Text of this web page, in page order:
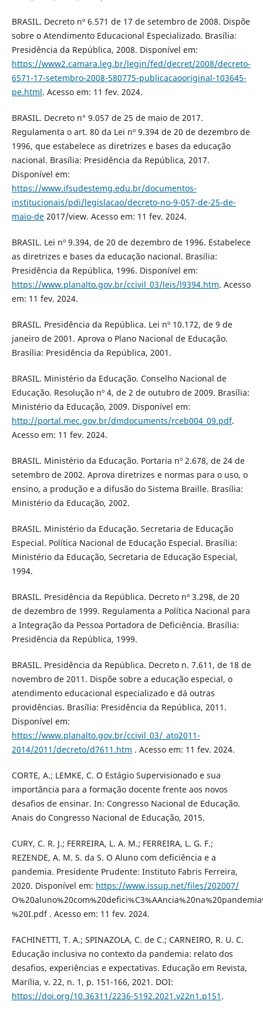
BRASIL. Decreto nº 6.571 de 17 de setembro de 2008. Dispõe
sobre o Atendimento Educacional Especializado. Brasília:
Presidência da República, 2008. Disponível em:
https://www2.camara.leg.br/legin/fed/decret/2008/decreto-
6571-17-setembro-2008-580775-publicacaooriginal-103645-
pe.html. Acesso em: 11 fev. 2024.
BRASIL. Decreto n° 9.057 de 25 de maio de 2017.
Regulamenta o art. 80 da Lei nº 9.394 de 20 de dezembro de
1996, que estabelece as diretrizes e bases da educação
nacional. Brasília: Presidência da República, 2017.
Disponível em:
https://www.ifsudestemg.edu.br/documentos-
institucionais/pdi/legislacao/decreto-no-9-057-de-25-de-
maio-de2017/view. Acesso em: 11 fev. 2024.
BRASIL. Lei nº 9.394, de 20 de dezembro de 1996. Estabelece
as diretrizes e bases da educação nacional. Brasília:
Presidência da República, 1996. Disponível em:
https://www.planalto.gov.br/ccivil_03/leis/l9394.htm. Acesso
em: 11 fev. 2024.
BRASIL. Presidência da República. Lei nº 10.172, de 9 de
janeiro de 2001. Aprova o Plano Nacional de Educação.
Brasília: Presidência da República, 2001.
BRASIL. Ministério da Educação. Conselho Nacional de
Educação. Resolução nº 4, de 2 de outubro de 2009. Brasília:
Ministério da Educação, 2009. Disponível em:
http://portal.mec.gov.br/dmdocuments/rceb004_09.pdf.
Acesso em: 11 fev. 2024.
BRASIL. Ministério da Educação. Portaria nº 2.678, de 24 de
setembro de 2002. Aprova diretrizes e normas para o uso, o
ensino, a produção e a difusão do Sistema Braille. Brasília:
Ministério da Educação, 2002.
BRASIL. Ministério da Educação. Secretaria de Educação
Especial. Política Nacional de Educação Especial. Brasília:
Ministério da Educação, Secretaria de Educação Especial,
1994.
BRASIL. Presidência da República. Decreto nº 3.298, de 20
de dezembro de 1999. Regulamenta a Política Nacional para
a Integração da Pessoa Portadora de Deficiência. Brasília:
Presidência da República, 1999.
BRASIL. Presidência da República. Decreto n. 7.611, de 18 de
novembro de 2011. Dispõe sobre a educação especial, o
atendimento educacional especializado e dá outras
providências. Brasília: Presidência da República, 2011.
Disponível em:
https://www.planalto.gov.br/ccivil_03/_ato2011-
2014/2011/decreto/d7611.htm . Acesso em: 11 fev. 2024.
CORTE, A.; LEMKE, C. O Estágio Supervisionado e sua
importância para a formação docente frente aos novos
desafios de ensinar. In: Congresso Nacional de Educação.
Anais do Congresso Nacional de Educação, 2015.
CURY, C. R. J.; FERREIRA, L. A. M.; FERREIRA, L. G. F.;
REZENDE, A. M. S. da S. O Aluno com deficiência e a
pandemia. Presidente Prudente: Instituto Fabris Ferreira,
2020. Disponível em: https://www.issup.net/files/202007/
%20I.pdf . Acesso em: 11 fev. 2024.
FACHINETTI, T. A.; SPINAZOLA, C. de C.; CARNEIRO, R. U. C.
Educação inclusiva no contexto da pandemia: relato dos
desafios, experiências e expectativas. Educação em Revista,
Marília, v. 22, n. 1, p. 151-166, 2021. DOI:
https://doi.org/10.36311/2236-5192.2021.v22n1.p151 .